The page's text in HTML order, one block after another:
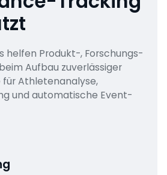
helfen Produkt-, Forschungs-
Aufbau zuverlässiger
Athletenanalyse,
und automatische Event-